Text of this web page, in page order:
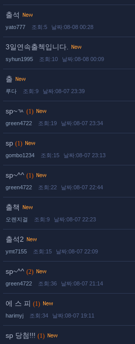
출석
yato777 조회:5 날짜:08-08 00:28
3일연속출첵입니다.
syhun1995 조회:10 날짜:08-08 00:09
출
루다 조회:9 날짜:08-07 23:39
sp~ㄳ (1)
green4722 조회:19 날짜:08-07 23:34
sp (1)
gombo1234 조회:15 날짜:08-07 23:13
sp~^^ (1)
green4722 조회:22 날짜:08-07 22:44
출책
오렌지걸 조회:9 날짜:08-07 22:23
출석2
ymt7155 조회:15 날짜:08-07 22:09
sp~^^ (2)
green4722 조회:36 날짜:08-07 21:14
에 스 피 (1)
harimyj 조회:34 날짜:08-07 19:11
sp 당첨!!! (1)